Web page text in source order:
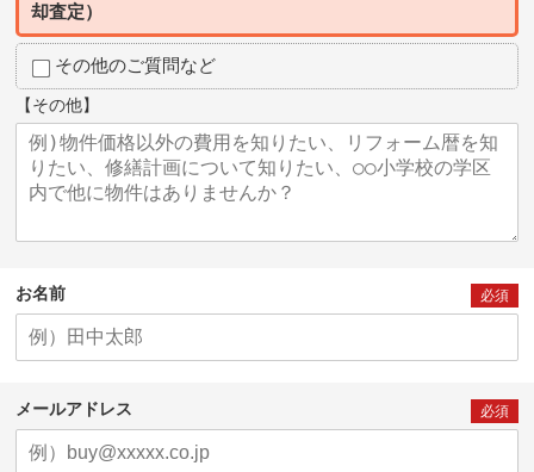
却査定）
その他のご質問など
【その他】
お名前 必須
メールアドレス 必須